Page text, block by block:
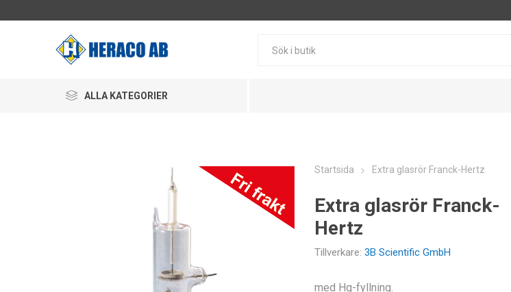
ALLA KATEGORIER
Startsida Extra glasrör Franck-Hertz
Extra glasrör Franck-
Hertz
Tillverkare: 3B Scientific GmbH
med Hg-fyllning.